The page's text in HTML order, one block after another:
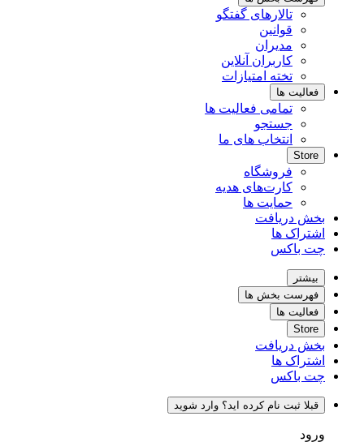
تالارهای گفتگو
قوانین
مدیران
کاربران آنلاین
تخته امتیازات
فعالیت ها
تمامی فعالیت ها
جستجو
انتخاب های ما
Store
فروشگاه
کارت‌های هدیه
حمایت ها
بخش دریافت
اشتراک ها
چت باکس
بیشتر
فهرست بخش ها
فعالیت ها
Store
بخش دریافت
اشتراک ها
چت باکس
قبلا ثبت نام کرده اید؟ وارد شوید
ورود